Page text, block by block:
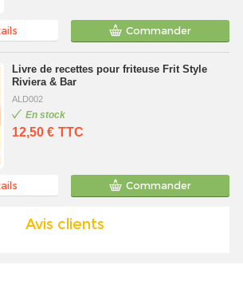
Commander
Livre de recettes pour friteuse Frit Style
Riviera & Bar
ALD002
En stock
12,50 € TTC
Commander
Avis clients